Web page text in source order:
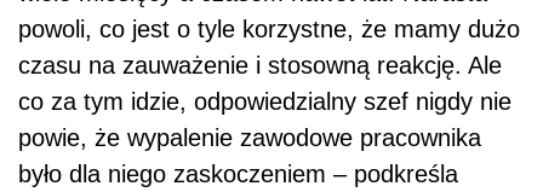
powoli, co jest o tyle korzystne, że mamy dużo
czasu na zauważenie i stosowną reakcję. Ale
co za tym idzie, odpowiedzialny szef nigdy nie
powie, że wypalenie zawodowe pracownika
było dla niego zaskoczeniem – podkreśla